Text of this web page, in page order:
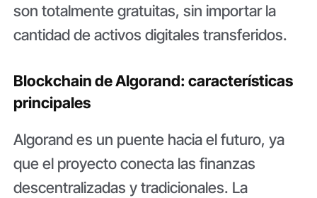
son totalmente gratuitas, sin importar la
cantidad de activos digitales transferidos.
Blockchain de Algorand: características
principales
Algorand es un puente hacia el futuro, ya
que el proyecto conecta las finanzas
descentralizadas y tradicionales. La